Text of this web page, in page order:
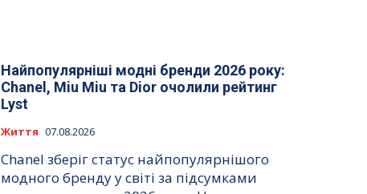
Найпопулярніші модні бренди 2026 року:
Chanel, Miu Miu та Dior очолили рейтинг
Lyst
Життя 07.08.2026
Chanel зберіг статус найпопулярнішого
модного бренду у світі за підсумками